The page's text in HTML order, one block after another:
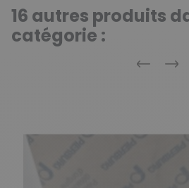
16 autres produits
catégorie :